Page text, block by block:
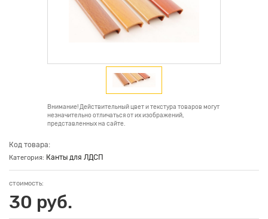
Внимание! Действительный цвет и текстура товаров могут
незначительно отличаться от их изображений,
представленных на сайте.
Код товара:
Категория: Канты для ЛДСП
стоимость:
30 руб.